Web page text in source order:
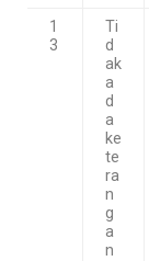
1
3
Ti
d
ak
a
d
a
ke
te
ra
n
g
a
n